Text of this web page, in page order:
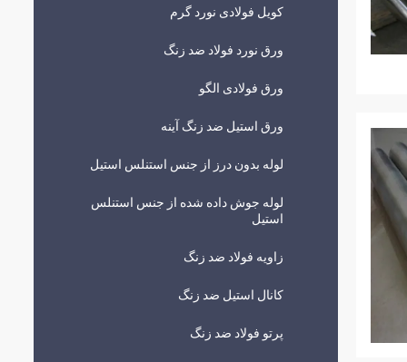
کویل فولادی نورد گرم
ورق نورد فولاد ضد زنگ
ورق فولادی الگو
ورق استیل ضد زنگ آینه
لوله بدون درز از جنس استنلس استیل
لوله جوش داده شده از جنس استنلس
استیل
زاویه فولاد ضد زنگ
کانال استیل ضد زنگ
پرتو فولاد ضد زنگ